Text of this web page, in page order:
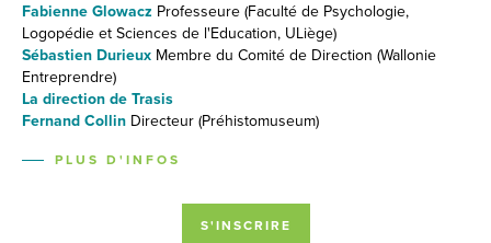
Fabienne Glowacz Professeure (Faculté de Psychologie,
Logopédie et Sciences de l'Education, ULiège)
Sébastien Durieux Membre du Comité de Direction (Wallonie
Entreprendre)
La direction de Trasis
Fernand Collin Directeur (Préhistomuseum)
PLUS D'INFOS
S'INSCRIRE